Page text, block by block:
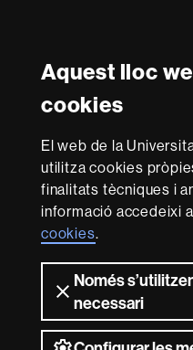
Aquest lloc
cookies
El web de la
utilitza cookies
finalitats tècniques i
informació accedeixi
cookies.
Només
necessari
Reconeixement
Amb el
Sobre
aquest
web
Avís legal
web Accessibilitat